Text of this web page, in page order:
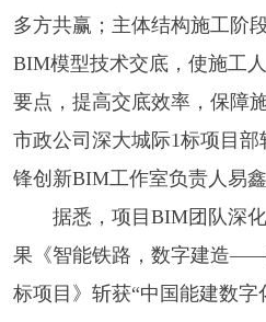
多方共赢；主体结构施工阶
BIM模型技术交底，使施工
要点，提高交底效率，保障
市政公司深大城际1标项目
锋创新BIM工作室负责人易鑫
据悉，项目BIM团队深
果《智能铁路，数字建造
标项目》斩获“中国能建数字